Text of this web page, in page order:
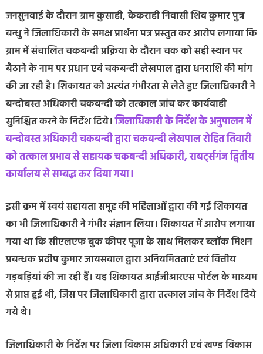
जनसुनवाई के दौरान ग्राम कुसाही, केकराही निवासी शिव कुमार पुत्र
बन्धु ने जिलाधिकारी के समक्ष प्रार्थना पत्र प्रस्तुत कर आरोप लगाया कि
ग्राम में संचालित चकबन्दी प्रक्रिया के दौरान चक को सही स्थान पर
बैठाने के नाम पर प्रधान एवं चकबन्दी लेखपाल द्वारा धनराशि की मांग
की जा रही है। शिकायत को अत्यंत गंभीरता से लेते हुए जिलाधिकारी ने
बन्दोबस्त अधिकारी चकबन्दी को तत्काल जांच कर कार्यवाही
सुनिश्चित करने के निर्देश दिये।जिलाधिकारी के निर्देश के अनुपालन में
बन्दोबस्त अधिकारी चकबन्दी द्वारा चकबन्दी लेखपाल रोहित तिवारी
को तत्काल प्रभाव से सहायक चकबन्दी अधिकारी, राबर्ट्सगंज द्वितीय
कार्यालय से सम्बद्ध कर दिया गया।
इसी क्रम में स्वयं सहायता समूह की महिलाओं द्वारा की गई शिकायत
का भी जिलाधिकारी ने गंभीर संज्ञान लिया। शिकायत में आरोप लगाया
गया था कि सीएलएफ बुक कीपर पूजा के साथ मिलकर ब्लॉक मिशन
प्रबन्धक प्रदीप कुमार जायसवाल द्वारा अनियमितताएं एवं वित्तीय
गड़बड़ियां की जा रही हैं। यह शिकायत आईजीआरएस पोर्टल के माध्यम
से प्राप्त हुई थी, जिस पर जिलाधिकारी द्वारा तत्काल जांच के निर्देश दिये
गये थे।
जिलाधिकारी के निर्देश पर जिला विकास अधिकारी एवं खण्ड विकास